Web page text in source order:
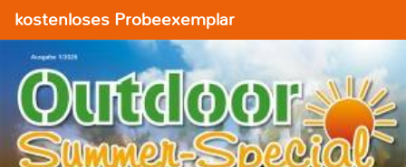
kostenloses Probeexemplar